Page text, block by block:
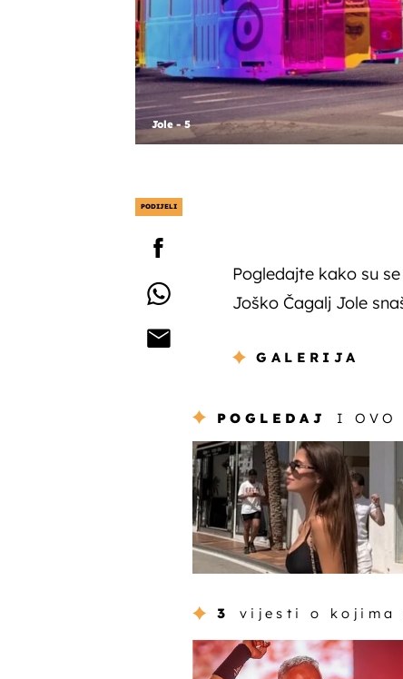
Jole - 5
PODIJELI
Pogledajte kako su
Joško Čagalj Jole
GALERIJA
POGLEDAJ I OVO
3 vijesti o kojima